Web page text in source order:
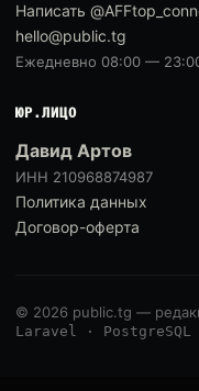
Написать
hello@public.tg
Ежедневно 08:00 —
ЮР.ЛИЦО
Давид Артов
ИНН 210968874987
Политика данных
Договор-оферта
© 2026 public.tg —
Laravel · PostgreSQL